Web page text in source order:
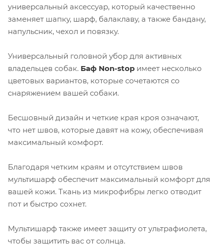
универсальный аксессуар, который качественно
заменяет шапку, шарф, балаклаву, а также бандану,
напульсник, чехол и повязку.
Универсальный головной убор для активных
владельцев собак. Баф Non-stop имеет несколько
цветовых вариантов, которые сочетаются со
снаряжением вашей собаки.
Бесшовный дизайн и четкие края кроя означают,
что нет швов, которые давят на кожу, обеспечивая
максимальный комфорт.
Благодаря четким краям и отсутствием швов
мультишарф обеспечит максимальный комфорт для
вашей кожи. Ткань из микрофибры легко отводит
пот и быстро сохнет.
Мультишарф также имеет защиту от ультрафиолета,
чтобы защитить вас от солнца.